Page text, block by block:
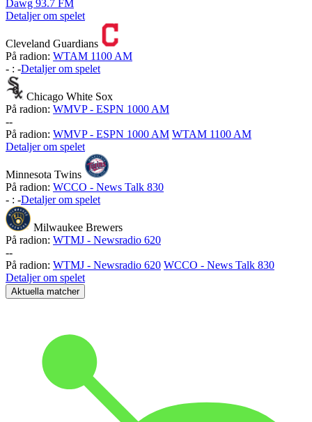
Dawg 93.7 FM
Detaljer om spelet
Cleveland Guardians
På radion: WTAM 1100 AM
- : -Detaljer om spelet
Chicago White Sox
På radion: WMVP - ESPN 1000 AM
--
På radion: WMVP - ESPN 1000 AM WTAM 1100 AM
Detaljer om spelet
Minnesota Twins
På radion: WCCO - News Talk 830
- : -Detaljer om spelet
Milwaukee Brewers
På radion: WTMJ - Newsradio 620
--
På radion: WTMJ - Newsradio 620 WCCO - News Talk 830
Detaljer om spelet
Aktuella matcher